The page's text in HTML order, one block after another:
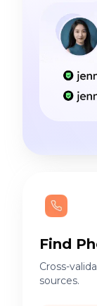
Find
Cross-
sources.